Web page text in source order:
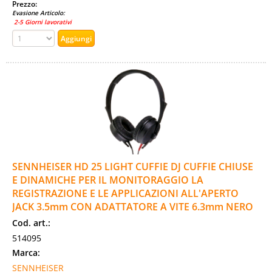
Prezzo:
Evasione Articolo:
2-5 Giorni lavorativi
SENNHEISER HD 25 LIGHT CUFFIE DJ CUFFIE CHIUSE
E DINAMICHE PER IL MONITORAGGIO LA
REGISTRAZIONE E LE APPLICAZIONI ALL'APERTO
JACK 3.5mm CON ADATTATORE A VITE 6.3mm NERO
Cod. art.:
514095
Marca:
SENNHEISER